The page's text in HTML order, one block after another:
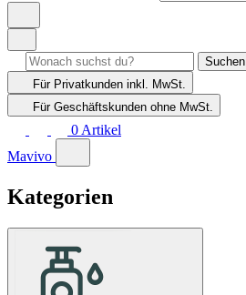
Suchen
Für Privatkunden inkl. MwSt.
Für Geschäftskunden ohne MwSt.
0 Artikel
Mavivo
Kategorien